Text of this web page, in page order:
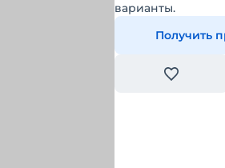
варианты.
Получить